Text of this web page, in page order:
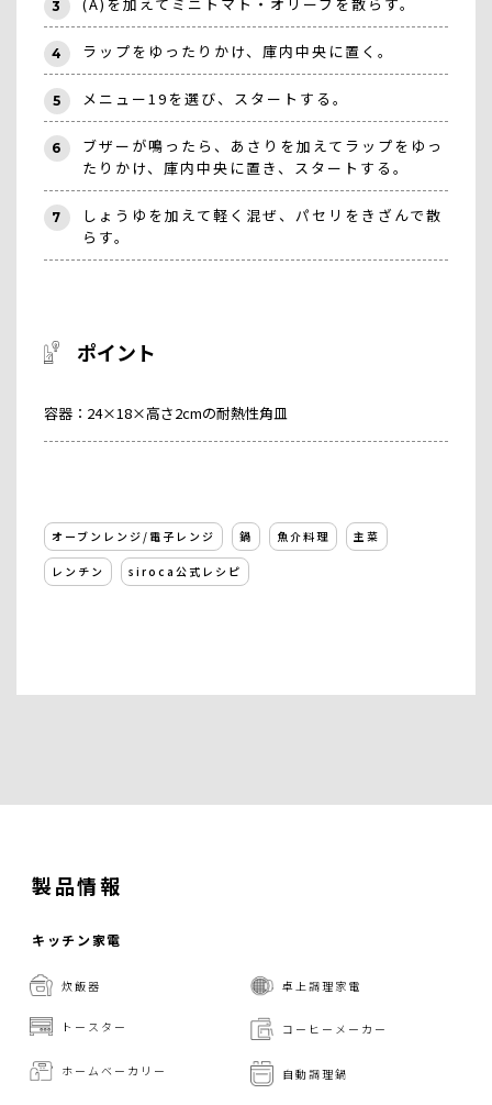
3 (A)を加えてミニトマト・オリーブを散らす。
4 ラップをゆったりかけ、庫内中央に置く。
5 メニュー19を選び、スタートする。
6
ブザーが鳴ったら、あさりを加えてラップをゆっ
たりかけ、庫内中央に置き、スタートする。
7
しょうゆを加えて軽く混ぜ、パセリをきざんで散
らす。
ポイント
容器：24×18×高さ2cmの耐熱性角皿
オーブンレンジ/電子レンジ 鍋 魚介料理 主菜
レンチン siroca公式レシピ
製品情報
キッチン家電
炊飯器 卓上調理家電
トースター コーヒーメーカー
ホームベーカリー 自動調理鍋